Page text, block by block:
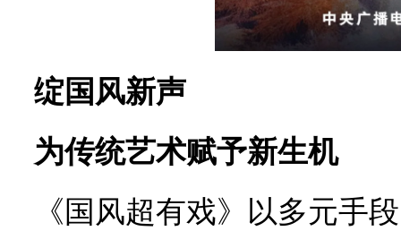
绽国风新声
为传统艺术赋予新生机
《国风超有戏》以多元手